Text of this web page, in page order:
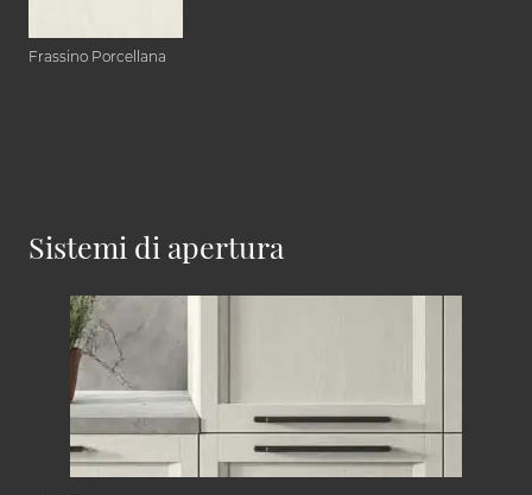
Frassino Porcellana
Sistemi di apertura